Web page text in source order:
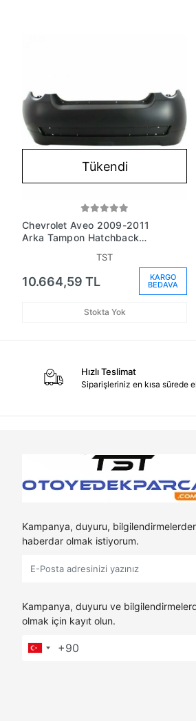
Tükendi
Chevrolet Aveo 2009-2011
Arka Tampon Hatchback
TST
10.664,59 TL KARGO
BEDAVA
Stokta Yok
Hızlı Teslimat
Siparişleriniz en kısa sürede
Kampanya, duyuru,
haberdar olmak istiyorum.
Kampanya, duyuru ve
olmak için kayıt olun.